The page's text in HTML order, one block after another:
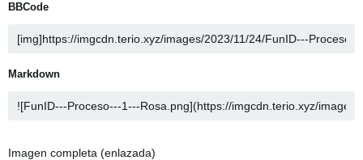
BBCode
Markdown
Imagen completa (enlazada)